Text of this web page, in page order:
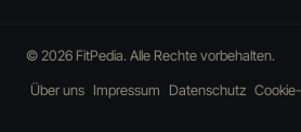
© 2026 FitPedia. Alle Rechte vorbehalten.
Über uns Impressum Datenschutz